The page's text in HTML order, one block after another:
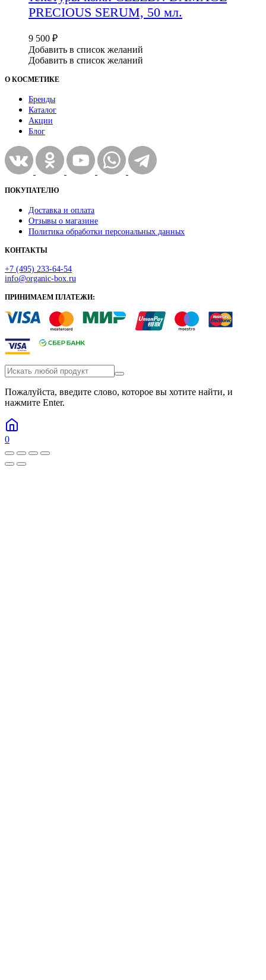
PRECIOUS SERUM, 50 мл.
9 500 ₽
Добавить в список желаний
Добавить в список желаний
О КОСМЕТИКЕ
Бренды
Каталог
Акции
Блог
ПОКУПАТЕЛЮ
Доставка и оплата
Отзывы о магазине
Политика обработки персональных данных
КОНТАКТЫ
+7 (495) 233-64-54
info@organic-box.ru
ПРИНИМАЕМ ПЛАТЕЖИ:
Пожалуйста, введите слово, которое вы хотите найти, и
нажмите Enter.
0